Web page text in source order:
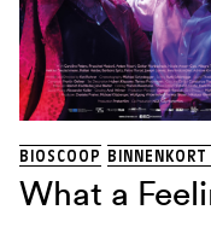
BIOSCOOP
What a